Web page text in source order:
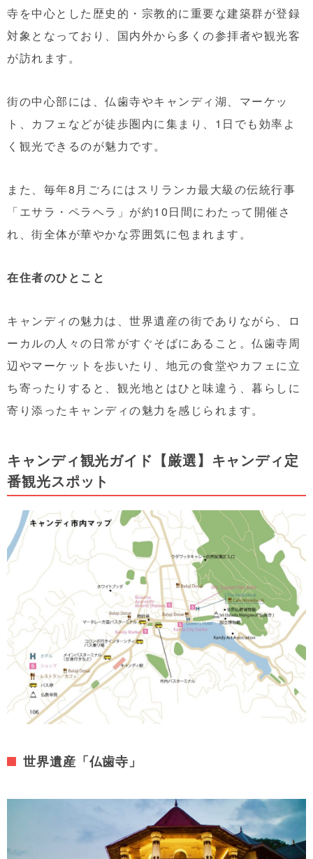
寺を中心とした歴史的・宗教的に重要な建築群が登録
対象となっており、国内外から多くの参拝者や観光客
が訪れます。
街の中心部には、仏歯寺やキャンディ湖、マーケッ
ト、カフェなどが徒歩圏内に集まり、1日でも効率よ
く観光できるのが魅力です。
また、毎年8月ごろにはスリランカ最大級の伝統行事
「エサラ・ペラヘラ」が約10日間にわたって開催さ
れ、街全体が華やかな雰囲気に包まれます。
在住者のひとこと
キャンディの魅力は、世界遺産の街でありながら、ロ
ーカルの人々の日常がすぐそばにあること。仏歯寺周
辺やマーケットを歩いたり、地元の食堂やカフェに立
ち寄ったりすると、観光地とはひと味違う、暮らしに
寄り添ったキャンディの魅力を感じられます。
キャンディ観光ガイド【厳選】キャンディ定
番観光スポット
世界遺産「仏歯寺」